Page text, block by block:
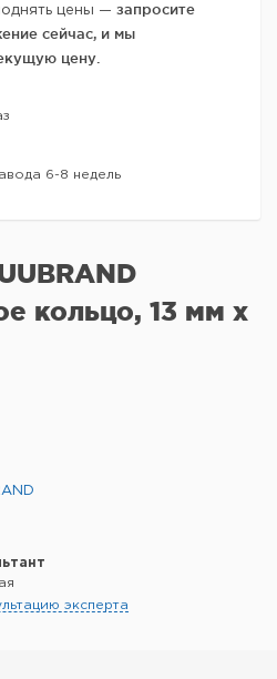
цены — запросите
сейчас, и мы
цену.
6-8 недель
кольцо, 13 мм х
эксперта